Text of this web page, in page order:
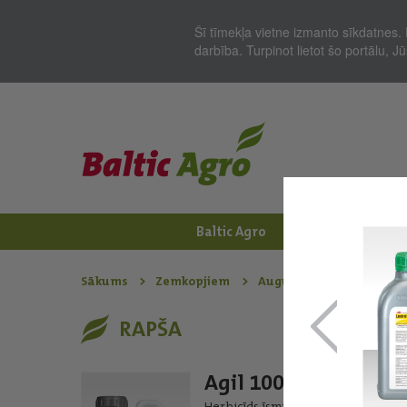
Šī tīmekļa vietne izmanto
darbība. Turpinot lietot šo portālu,
Baltic Agro
Sākums Zemkopjiem Augu aizsardzības
RAPŠA
Agil 100